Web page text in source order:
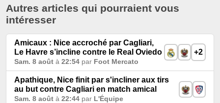
Autres articles qui pourraient vous
intéresser
Amicaux : Nice accroché par Cagliari,
Le Havre s’incline contre le Real Oviedo
Sam. 8 août à 22:54 par Foot Mercato
+2
Apathique, Nice finit par s'incliner aux tirs
au but contre Cagliari en match amical
Sam. 8 août à 22:44 par L'Équipe